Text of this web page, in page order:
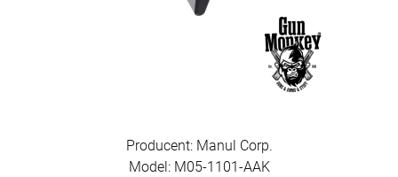
Producent: Manul Corp.
Model: M05-1101-AAK